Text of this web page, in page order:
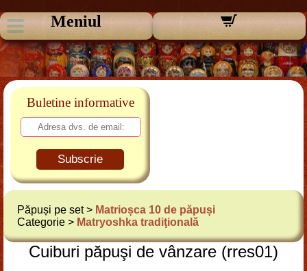
Meniul
Buletine informative
Subscrie
Păpuși pe set > Matrioșca 10 de păpuși
Categorie > Matryoshka tradiţională
Cuiburi păpuşi de vânzare (rres01)